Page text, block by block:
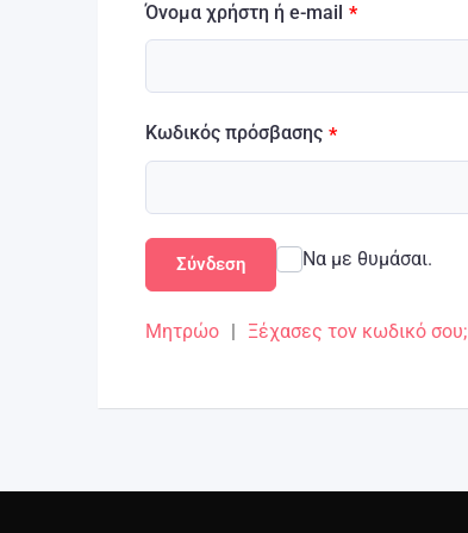
Όνομα χρήστη ή e-mail *
Κωδικός πρόσβασης *
Σύνδεση Να με θυμάσαι.
Μητρώο | Ξέχασες τον κωδικό σου;